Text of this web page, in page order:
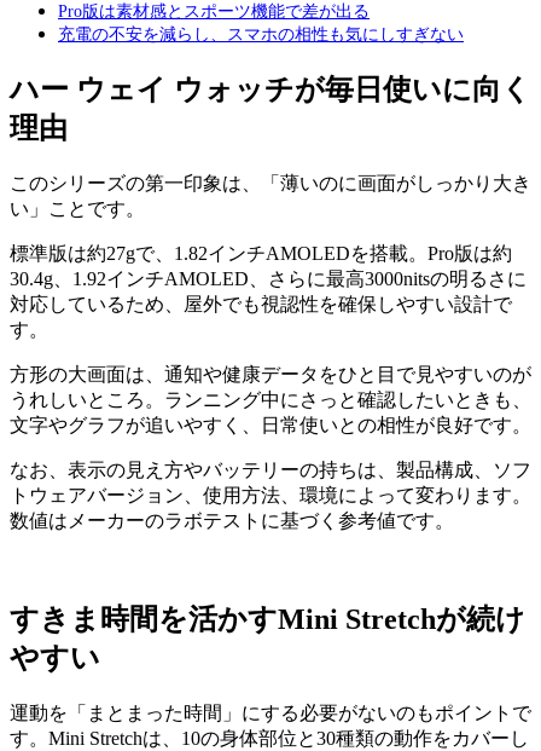
Pro版は素材感とスポーツ機能で差が出る
充電の不安を減らし、スマホの相性も気にしすぎない
ハー ウェイ ウォッチが毎日使いに向く
理由
このシリーズの第一印象は、「薄いのに画面がしっかり大き
い」ことです。
標準版は約27gで、1.82インチAMOLEDを搭載。Pro版は約
30.4g、1.92インチAMOLED、さらに最高3000nitsの明るさに
対応しているため、屋外でも視認性を確保しやすい設計で
す。
方形の大画面は、通知や健康データをひと目で見やすいのが
うれしいところ。ランニング中にさっと確認したいときも、
文字やグラフが追いやすく、日常使いとの相性が良好です。
なお、表示の見え方やバッテリーの持ちは、製品構成、ソフ
トウェアバージョン、使用方法、環境によって変わります。
数値はメーカーのラボテストに基づく参考値です。
すきま時間を活かすMini Stretchが続け
やすい
運動を「まとまった時間」にする必要がないのもポイントで
す。Mini Stretchは、10の身体部位と30種類の動作をカバーし